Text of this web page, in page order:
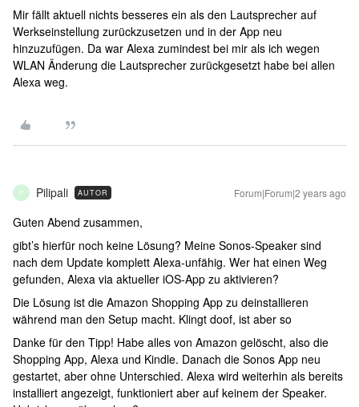
Mir fällt aktuell nichts besseres ein als den Lautsprecher auf
Werkseinstellung zurückzusetzen und in der App neu
hinzuzufügen. Da war Alexa zumindest bei mir als ich wegen
WLAN Änderung die Lautsprecher zurückgesetzt habe bei allen
Alexa weg.
P Pilipali AUTOR Forum|Forum|2 years ago
Guten Abend zusammen,
gibt’s hierfür noch keine Lösung? Meine Sonos-Speaker sind
nach dem Update komplett Alexa-unfähig. Wer hat einen Weg
gefunden, Alexa via aktueller iOS-App zu aktivieren?
Die Lösung ist die Amazon Shopping App zu deinstallieren
während man den Setup macht. Klingt doof, ist aber so
Danke für den Tipp! Habe alles von Amazon gelöscht, also die
Shopping App, Alexa und Kindle. Danach die Sonos App neu
gestartet, aber ohne Unterschied. Alexa wird weiterhin als bereits
installiert angezeigt, funktioniert aber auf keinem der Speaker.